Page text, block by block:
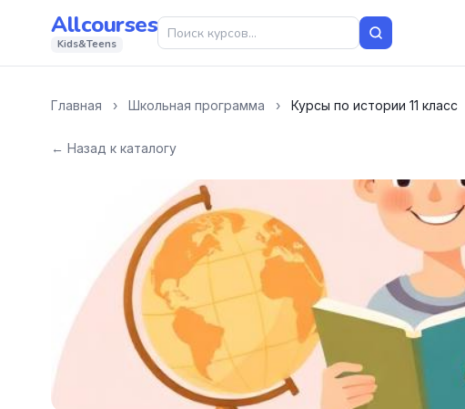
Allcourses
Kids&Teens
Главная › Школьная программа › Курсы по истории 11 класс
← Назад к каталогу